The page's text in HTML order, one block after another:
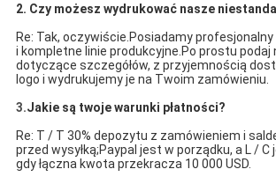
2. Czy możesz wydrukować nasze
Re: Tak, oczywiście.Posiadamy
i kompletne linie produkcyjne.Po prostu podaj
dotyczące szczegółów, z przyjemnością
logo i wydrukujemy je na Twoim zamówieniu.
3.Jakie są twoje warunki płatności?
Re: T / T 30% depozytu z zamówieniem i
przed wysyłką;Paypal jest w porządku, a L /
gdy łączna kwota przekracza 10 000 USD.